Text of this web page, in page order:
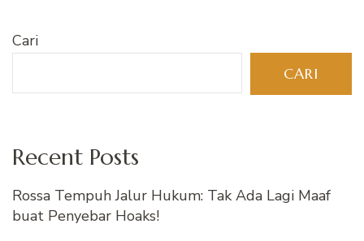
Cari
CARI
Recent Posts
Rossa Tempuh Jalur Hukum: Tak Ada Lagi Maaf
buat Penyebar Hoaks!